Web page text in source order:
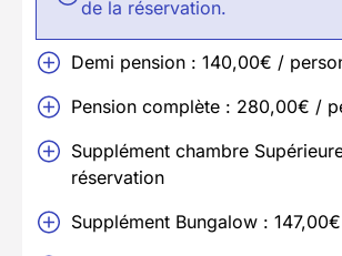
de la réservation.
Demi pension : 140,00€ /
Pension complète : 280,00€ /
Supplément chambre
réservation
Supplément Bungalow :